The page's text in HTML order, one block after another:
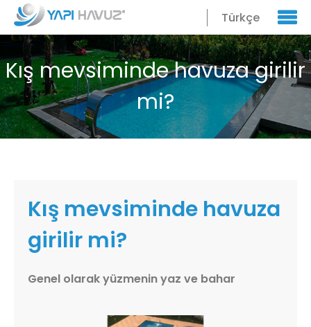
Türkçe
Kış mevsiminde havuza girilir
mi?
Kış mevsiminde havuza
girilir mi?
Genel olarak yüzmenin yaz ve bahar